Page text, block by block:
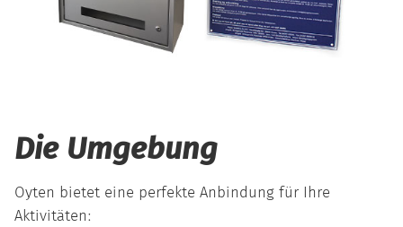
Die Umgebung
Oyten bietet eine perfekte Anbindung für Ihre
Aktivitäten: